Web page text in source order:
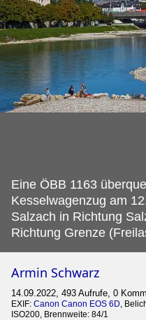
Eine ÖBB 1163
Kesselwagenzug am
Salzach in Richtung
Richtung Grenze
Armin Schwarz
14.09.2022, 493 Aufrufe, 0
EXIF: Canon Canon EOS 6D,
ISO200, Brennweite: 84/1